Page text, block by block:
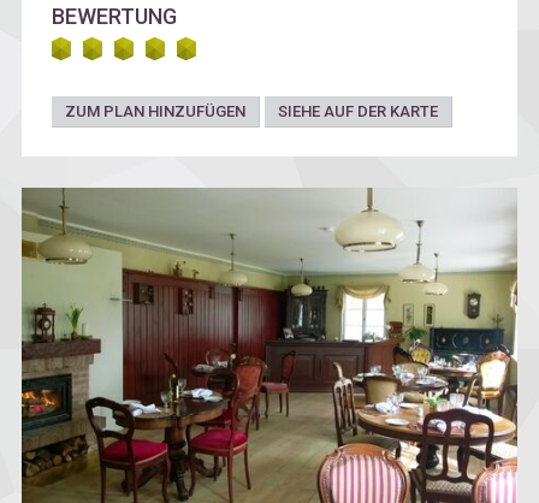
BEWERTUNG
ZUM PLAN HINZUFÜGEN SIEHE AUF DER KARTE